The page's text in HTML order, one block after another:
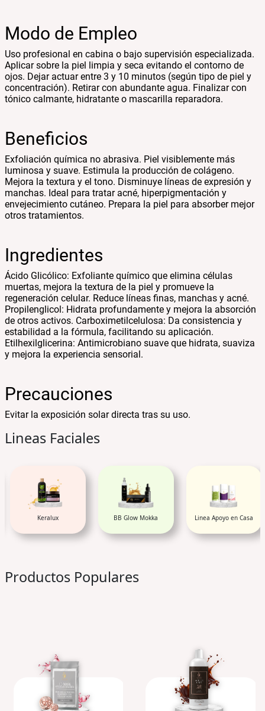
Modo de Empleo
Uso profesional en cabina o bajo supervisión especializada.
Aplicar sobre la piel limpia y seca evitando el contorno de
ojos. Dejar actuar entre 3 y 10 minutos (según tipo de piel y
concentración). Retirar con abundante agua. Finalizar con
tónico calmante, hidratante o mascarilla reparadora.
Beneficios
Exfoliación química no abrasiva. Piel visiblemente más
luminosa y suave. Estimula la producción de colágeno.
Mejora la textura y el tono. Disminuye líneas de expresión y
manchas. Ideal para tratar acné, hiperpigmentación y
envejecimiento cutáneo. Prepara la piel para absorber mejor
otros tratamientos.
Ingredientes
Ácido Glicólico: Exfoliante químico que elimina células
muertas, mejora la textura de la piel y promueve la
regeneración celular. Reduce líneas finas, manchas y acné.
Propilenglicol: Hidrata profundamente y mejora la absorción
de otros activos. Carboximetilcelulosa: Da consistencia y
estabilidad a la fórmula, facilitando su aplicación.
Etilhexilglicerina: Antimicrobiano suave que hidrata, suaviza
y mejora la experiencia sensorial.
Precauciones
Evitar la exposición solar directa tras su uso.
Lineas Faciales
BB Glow Mokka Linea Apoyo en Casa
Tratamientos White y
Productos Populares